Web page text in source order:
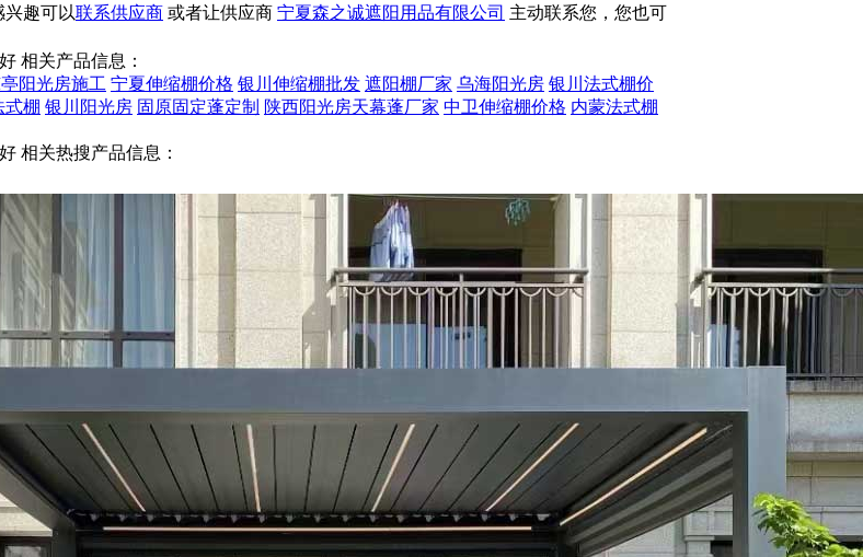
趣可以联系供应商 或者让供应商 宁夏森之诚遮阳用品有限公司 主动联系您，您也可
相关产品信息：
阳光房施工 宁夏伸缩棚价格 银川伸缩棚批发 遮阳棚厂家 乌海阳光房 银川法式棚价
式棚 银川阳光房 固原固定蓬定制 陕西阳光房天幕蓬厂家 中卫伸缩棚价格 内蒙法式棚
相关热搜产品信息：